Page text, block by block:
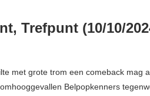
Trefpunt (10/10/
met grote trom een comeback mag
Belpopkenners